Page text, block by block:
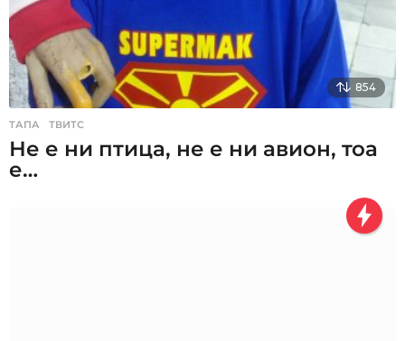
854
ТАПА ,ТВИТС
Не е ни птица, не е ни авион, тоа
е…